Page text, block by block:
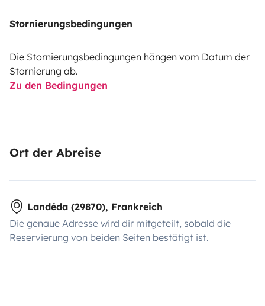
Stornierungsbedingungen
Die Stornierungsbedingungen hängen vom Datum der
Stornierung ab.
Zu den Bedingungen
Ort der Abreise
Landéda (29870), Frankreich
Die genaue Adresse wird dir mitgeteilt, sobald die
Reservierung von beiden Seiten bestätigt ist.